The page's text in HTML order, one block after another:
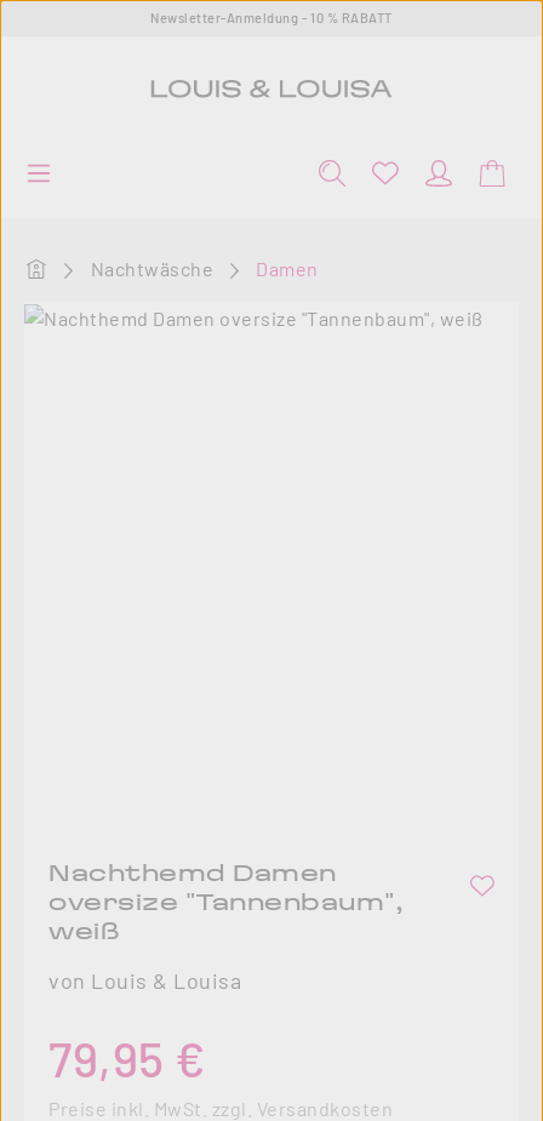
Zum Hauptinhalt springenNewsletter-Anmeldung - 10 % RABATT
Startseite
Nachtwäsche
Damen
Bildergalerie überspringen
Nachthemd Damen
oversize "Tannenbaum",
weiß
von Louis & Louisa
79,95 €
Preise inkl. MwSt. zzgl. Versandkosten